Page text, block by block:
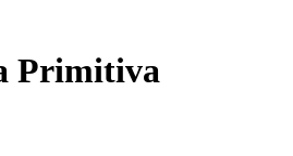
Primitiva